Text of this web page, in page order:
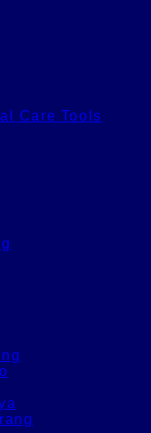
Care Tools